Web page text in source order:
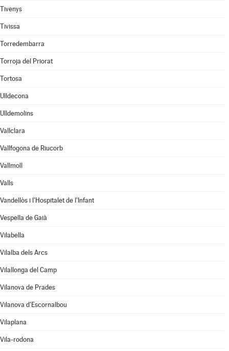
Tivenys
Tivissa
Torredembarra
Torroja del Priorat
Tortosa
Ulldecona
Ulldemolins
Vallclara
Vallfogona de Riucorb
Vallmoll
Valls
Vandellòs i l'Hospitalet de l'Infant
Vespella de Gaià
Vilabella
Vilalba dels Arcs
Vilallonga del Camp
Vilanova de Prades
Vilanova d'Escornalbou
Vilaplana
Vila-rodona